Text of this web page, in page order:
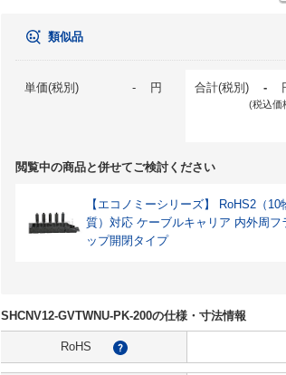
類似品
単価(税別) - 円 合計(税別) -
(税込価
閲覧中の商品と併せてご検討ください
【エコノミーシリーズ】 RoHS2（10
質）対応 ケーブルキャリア 内外周フ
ップ開閉タイプ
SHCNV12-GVTWNU-PK-200の仕様・寸法情報
RoHS ?